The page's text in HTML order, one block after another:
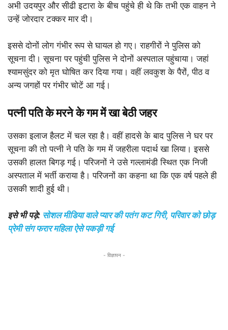
अभी उदयपुर और सीढी इटारा के बीच पहुंचे ही थे कि तभी एक वाहन ने
उन्हें जोरदार टक्कर मार दी।
इससे दोनों लोग गंभीर रूप से घायल हो गए। राहगीरों ने पुलिस को
सूचना दी। सूचना पर पहुंची पुलिस ने दोनों अस्पताल पहुंचाया। जहां
श्यामसुंदर को मृत घोषित कर दिया गया। वहीं लवकुश के पैरों, पीठ व
अन्य जगहों पर गंभीर चोटें आ गई।
पत्नी पति के मरने के गम में खा बेठी जहर
उसका इलाज हैलट में चल रहा है। वहीं हादसे के बाद पुलिस ने घर पर
सूचना की तो पत्नी ने पति के गम में जहरीला पदार्थ खा लिया। इससे
उसकी हालत बिगड़ गई। परिजनों ने उसे गल्लामंडी स्थित एक निजी
अस्पताल में भर्ती कराया है। परिजनों का कहना था कि एक वर्ष पहले ही
उसकी शादी हुई थी।
इसे भी पड़े: सोशल मीडिया वाले प्यार की पतंग कट गिरी, परिवार को छोड़
प्रेमी संग फरार महिला ऐसे पकड़ी गई
- विज्ञापन -